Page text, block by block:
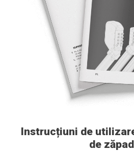
Instrucțiuni de
de